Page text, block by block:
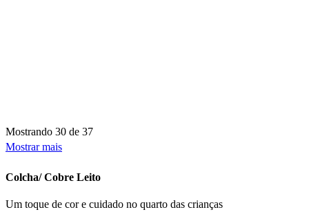
Mostrando 30 de 37
Mostrar mais
Colcha/ Cobre Leito
Um toque de cor e cuidado no quarto das crianças